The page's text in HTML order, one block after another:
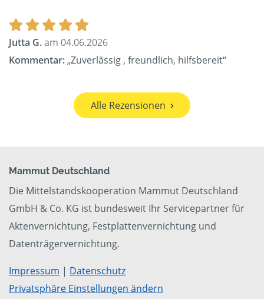
Jutta G.am 04.06.2026
Kommentar:„Zuverlässig , freundlich, hilfsbereit“
Alle Rezensionen
Mammut Deutschland
Die Mittelstandskooperation Mammut Deutschland
GmbH & Co. KG ist bundesweit Ihr Servicepartner für
Aktenvernichtung, Festplattenvernichtung und
Datenträgervernichtung.
Impressum | Datenschutz
Privatsphäre Einstellungen ändern